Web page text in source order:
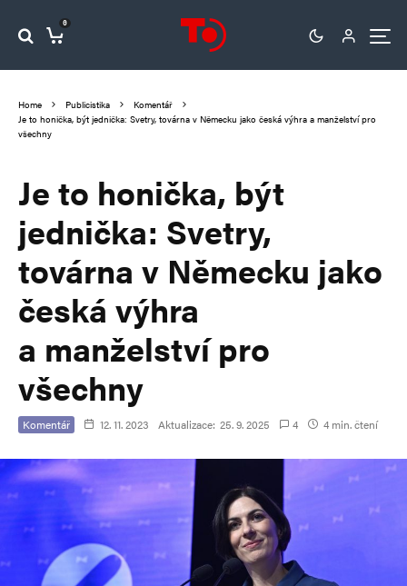
0
Home Publicistika
Komentář
Je to honička, být jednička: Svetry, továrna v Německu jako česká výhra a manželství pro
všechny
Je to honička, být
jednička: Svetry,
továrna v Německu jako
česká výhra
a manželství pro
všechny
Komentář 12. 11. 2023 Aktualizace: 25. 9. 2025 4 4 min. čtení